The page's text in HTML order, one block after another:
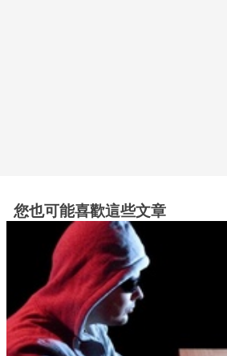
您也可能喜歡這些文章